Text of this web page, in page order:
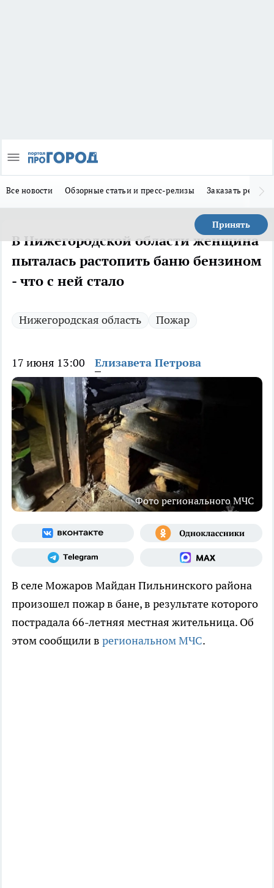
Все новости Обзорные статьи и пресс-релизы Заказать
Принять
В Нижегородской области женщина
пыталась растопить баню бензином
- что с ней стало
Нижегородская область Пожар
17 июня 13:00 Елизавета Петрова
Фото регионального МЧС
В селе Можаров Майдан Пильнинского района
произошел пожар в бане, в результате которого
пострадала 66-летняя местная жительница. Об
этом сообщили в региональном МЧС.